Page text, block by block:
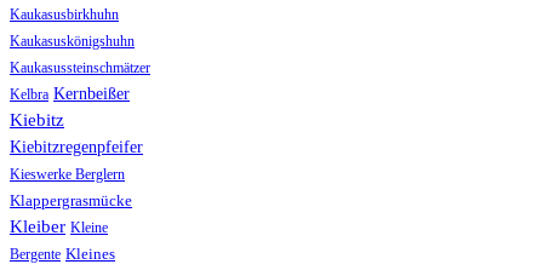
Kaukasusbirkhuhn
Kaukasuskönigshuhn
Kaukasussteinschmätzer
Kelbra Kernbeißer
Kiebitz
Kiebitzregenpfeifer
Kieswerke Berglern
Klappergrasmücke
Kleiber Kleine
Bergente Kleines